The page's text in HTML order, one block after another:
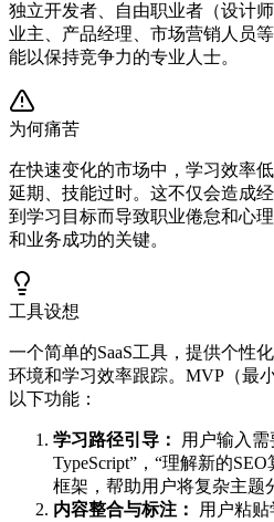
独立开发者、自由职业者（设计
业主、产品经理、市场营销人员
能以保持竞争力的专业人士。
为何痛苦
在快速变化的市场中，学习效率
延期、技能过时。这不仅会造成
到学习目标而导致职业倦怠和心
和业务成功的关键。
工具设想
一个简单的SaaS工具，提供个性
环境和学习效率跟踪。MVP（最
以下功能：
学习路径引导：
用户输入
TypeScript”，“理解新的
框架，帮助用户将复杂主题
内容整合与标注：
用户粘